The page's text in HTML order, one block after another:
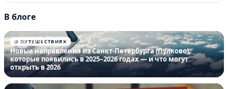
В блоге
О ПУТЕШЕСТВИЯХ
28.01.2026
Новые направления из Санкт-Петербурга (Пулково),
которые появились в 2025–2026 годах — и что могут
открыть в 2026